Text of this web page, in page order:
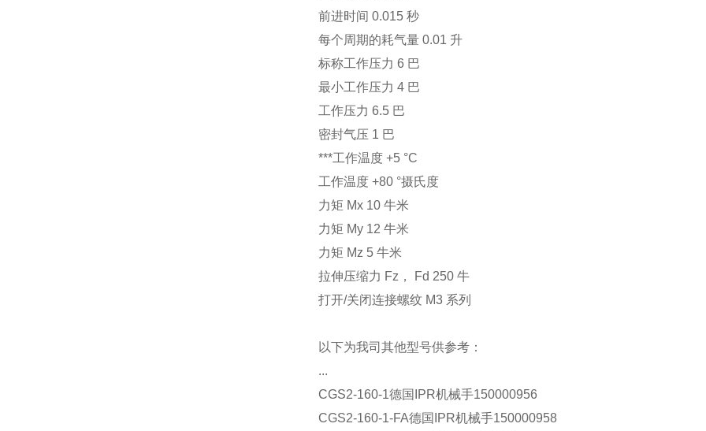
前进时间 0.015 秒
每个周期的耗气量 0.01 升
标称工作压力 6 巴
最小工作压力 4 巴
工作压力 6.5 巴
密封气压 1 巴
***工作温度 +5 °C
工作温度 +80 °摄氏度
力矩 Mx 10 牛米
力矩 My 12 牛米
力矩 Mz 5 牛米
拉伸压缩力 Fz， Fd 250 牛
打开/关闭连接螺纹 M3 系列
以下为我司其他型号供参考：
...
CGS2-160-1德国IPR机械手150000956
CGS2-160-1-FA德国IPR机械手150000958